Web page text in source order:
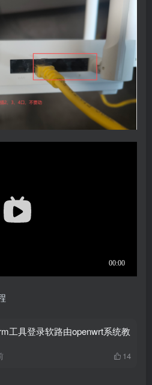
工具登录软路由openwrt系统教
14